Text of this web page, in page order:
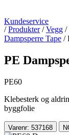
Kundeservice
/ Produkter / Vegg /
Dampsperre Tape /
PE
PE60
Klebesterk og
byggfolie
Varenr: 537168